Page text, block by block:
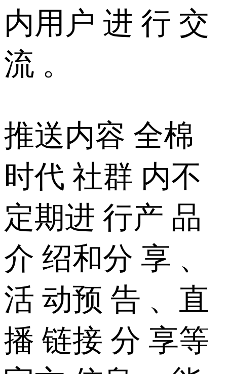
内用户 进 行 交
流 。
推送内容 全棉
时代 社群 内不
定期进 行产 品
介 绍和分 享 、
活 动预 告 、直
播 链接 分 享等